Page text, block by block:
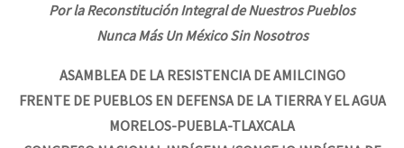
Por la Reconstitución Integral de Nuestros Pueblos
Nunca Más Un México Sin Nosotros
ASAMBLEA DE LA RESISTENCIA DE AMILCINGO
FRENTE DE PUEBLOS EN DEFENSA DE LA TIERRA Y EL AGUA
MORELOS-PUEBLA-TLAXCALA